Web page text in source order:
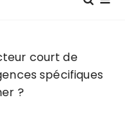
court de
spécifiques
?